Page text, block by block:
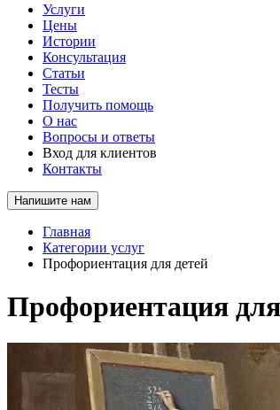
Услуги
Цены
Истории
Консультация
Статьи
Тесты
Получить помощь
О нас
Вопросы и ответы
Вход для клиентов
Контакты
Напишите нам
Главная
Категории услуг
Профориентация для детей
Профориентация